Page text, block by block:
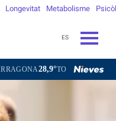
Longevitat Metabolisme
ES
TORTOSA30,2°MATARÓ30,7°